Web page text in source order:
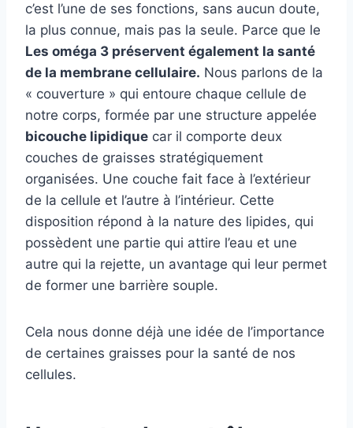
c’est l’une de ses fonctions, sans aucun doute,
la plus connue, mais pas la seule. Parce que le
Les oméga 3 préservent également la santé
de la membrane cellulaire. Nous parlons de la
« couverture » qui entoure chaque cellule de
notre corps, formée par une structure appelée
bicouche lipidique car il comporte deux
couches de graisses stratégiquement
organisées. Une couche fait face à l’extérieur
de la cellule et l’autre à l’intérieur. Cette
disposition répond à la nature des lipides, qui
possèdent une partie qui attire l’eau et une
autre qui la rejette, un avantage qui leur permet
de former une barrière souple.
Cela nous donne déjà une idée de l’importance
de certaines graisses pour la santé de nos
cellules.